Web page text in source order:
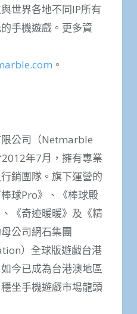
世界各地不同IP所有
手機遊戲。更多資
。
公司（Netmarble
年7月，擁有專業
銷團隊。旗下運營的
球Pro》、《棒球殿
《奇迹暖暖》及《精
公司網石集團
）全球版遊戲台港
今已成為台港澳地區
坐手機遊戲市場龍頭